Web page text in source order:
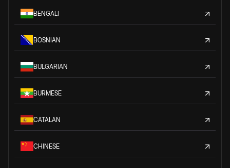
BENGALI
BOSNIAN
BULGARIAN
BURMESE
CATALAN
CHINESE